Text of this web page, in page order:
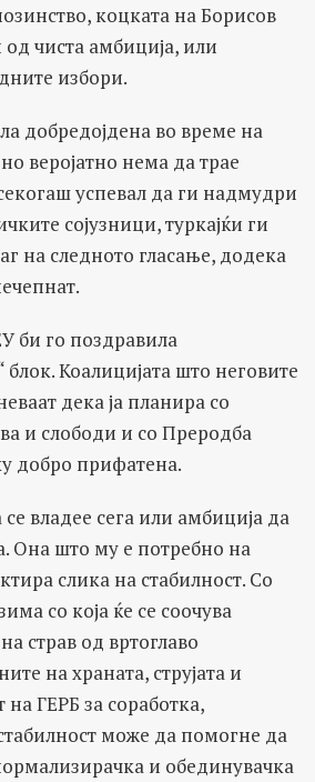
коцката на Борисов
чиста амбиција, или
избори.
добредојдена во време на
веројатно нема да трае
успевал да ги надмудри
сојузници, туркајќи ги
на следното гласање, додека
би го поздравила
блок. Коалицијата што неговите
дека ја планира со
и слободи и со Преродба
добро прифатена.
владее сега или амбиција да
Она што му е потребно на
слика на стабилност. Со
со која ќе се соочува
страв од вртоглаво
на храната, струјата и
ГЕРБ за соработка,
може да помогне да
и обединувачка